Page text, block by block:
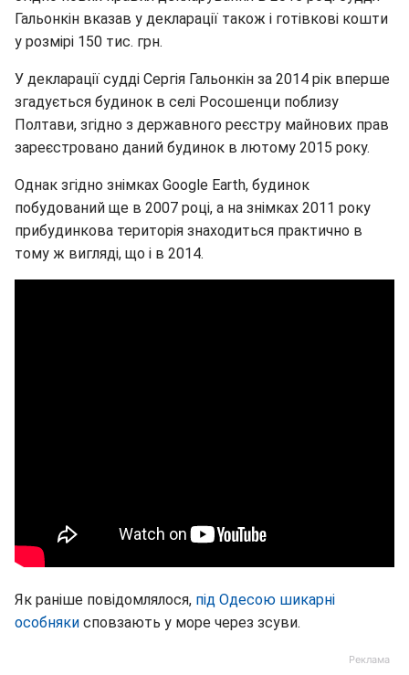
Гальонкін вказав у декларації також і готівкові кошти
у розмірі 150 тис. грн.
У декларації судді Сергія Гальонкін за 2014 рік вперше
згадується будинок в селі Росошенци поблизу
Полтави, згідно з державного реєстру майнових прав
зареєстровано даний будинок в лютому 2015 року.
Однак згідно знімках Google Earth, будинок
побудований ще в 2007 році, а на знімках 2011 року
прибудинкова територія знаходиться практично в
тому ж вигляді, що і в 2014.
Як раніше повідомлялося, під Одесою шикарні
особняки сповзають у море через зсуви.